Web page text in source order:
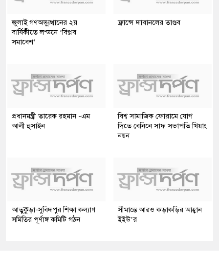
জুলাই গণঅভ্যুত্থানের ২য়
বার্ষিকীতে লন্ডনে ‘বিপ্লব
সমাবেশ’
ফ্রান্সে দাবানলের তাণ্ডব
প্রধানমন্ত্রী তারেক রহমান -এম
আলী হুসাইন
বিশ্ব সামাজিক ফোরামে যোগ
দিতে বেনিনে সাফ সভাপতি খিয়াং
নয়ন
আতুকুড়া-সুবিদপুর শিক্ষা কল্যাণ
সমিতির পূর্ণাঙ্গ কমিটি গঠন
সীমান্তে আরও কড়াকড়ির আহ্বান
ইইউ’র